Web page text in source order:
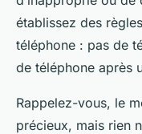
établissez des
téléphone : pas de
de téléphone après
Rappelez-vous, le
précieux, mais rien